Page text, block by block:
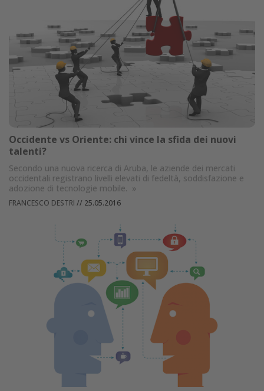
Occidente vs Oriente: chi vince la sfida dei nuovi
talenti?
Secondo una nuova ricerca di Aruba, le aziende dei mercati
occidentali registrano livelli elevati di fedeltà, soddisfazione e
adozione di tecnologie mobile. »
FRANCESCO DESTRI // 25.05.2016